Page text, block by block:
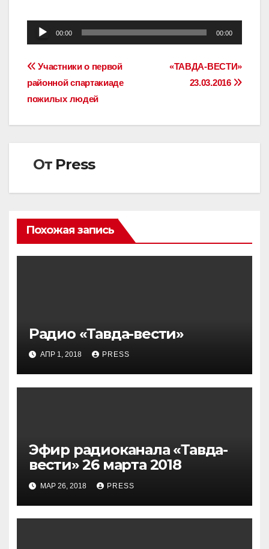
Аудиоплеер
00:00 00:00
Навигация
по
записям
«ТАВДА-ВЕСТИ»
23.03.2016
Участники о первой
районной спартакиаде
пожилых людей
От Press
Похожая запись
Радио «Тавда-вести»
АПР 1, 2018 PRESS
Эфир радиоканала «Тавда-
вести» 26 марта 2018
МАР 26, 2018 PRESS